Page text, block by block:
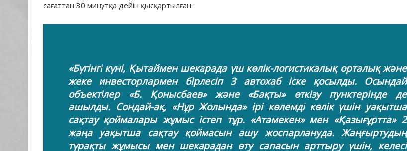
сағаттан 30 минутқа дейін қысқартылған.
«Бүгінгі күні, Қытаймен шекарада үш көлік-логистикалық орталық және
жеке инвесторлармен бірлесіп 3 автохаб іске қосылды. Осындай
объектілер «Б. Қонысбаев» және «Бақты» өткізу пунктерінде де
ашылды. Сондай-ақ, «Нұр Жолында» ірі көлемді көлік үшін уақытша
сақтау қоймалары жұмыс істеп тұр. «Атамекен» мен «Қазығұртта» 2
жаңа уақытша сақтау қоймасын ашу жоспарлануда. Жаңғыртудың
түрақты жұмысы мен шекарадан өту сапасын арттыру үшін, келесі